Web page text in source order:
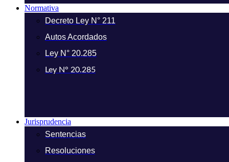
Normativa
Decreto Ley N° 211
Autos Acordados
Ley N° 20.285
Ley N° 20.285
Jurisprudencia
Sentencias
Resoluciones